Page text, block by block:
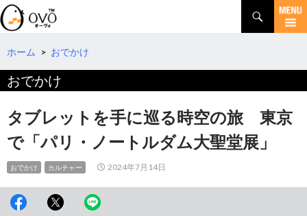
検
索
コ
テ
ツ
へ
ホーム > おでかけ
おでかけ
タブレットを手に巡る時空の旅 東京
で「パリ・ノートルダム大聖堂展」
おでかけ カルチャー 2024年7月14日